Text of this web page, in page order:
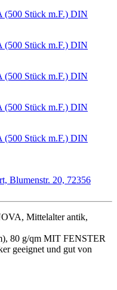
Blumenstr. 20, 72356
Mittelalter antik,
80 g/qm MIT FENSTER
geeignet und gut von